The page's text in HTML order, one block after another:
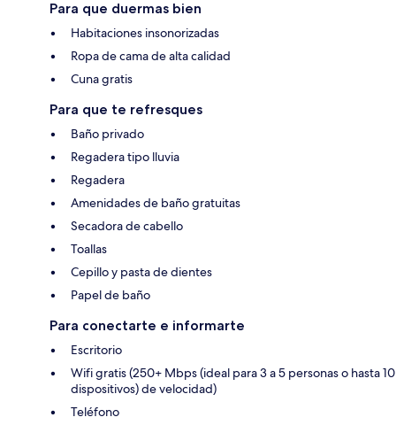
Para que duermas bien
Habitaciones insonorizadas
Ropa de cama de alta calidad
Cuna gratis
Para que te refresques
Baño privado
Regadera tipo lluvia
Regadera
Amenidades de baño gratuitas
Secadora de cabello
Toallas
Cepillo y pasta de dientes
Papel de baño
Para conectarte e informarte
Escritorio
Wifi gratis (250+ Mbps (ideal para 3 a 5 personas o hasta 10
dispositivos) de velocidad)
Teléfono